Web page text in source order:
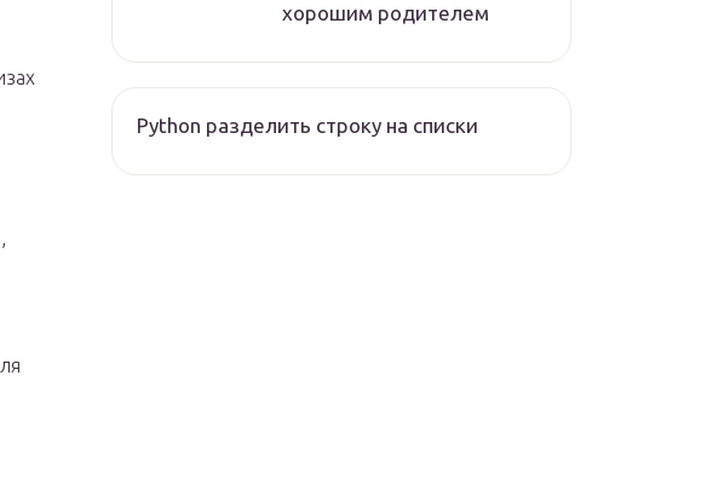
хорошим родителем
Python разделить строку на списки